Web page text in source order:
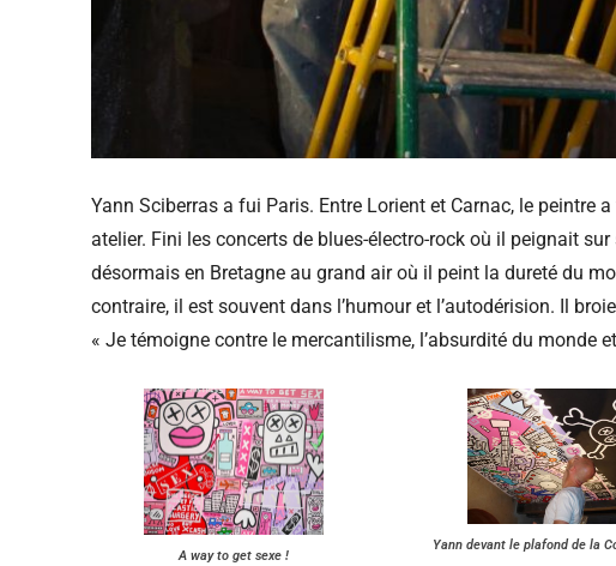
Yann Sciberras a fui Paris. Entre Lorient et Carnac, le peintre
atelier. Fini les concerts de blues-électro-rock où il peignait
désormais en Bretagne au grand air où il peint la dureté du
contraire, il est souvent dans l’humour et l’autodérision. Il
« Je témoigne contre le mercantilisme, l’absurdité du monde
A way to get sexe !
Yann devant le plafond de la